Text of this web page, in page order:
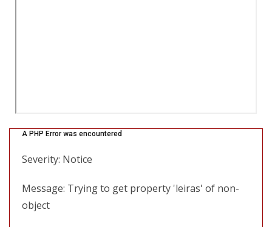
A PHP Error was encountered
Severity: Notice
Message: Trying to get property 'leiras' of non-
object